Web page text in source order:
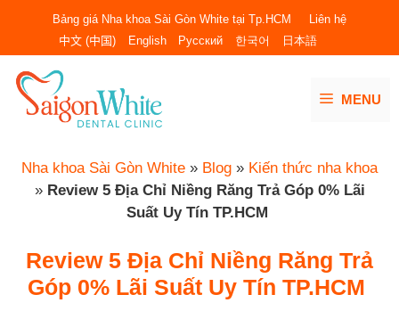
nội
dung
Bảng giá Nha khoa Sài Gòn White tại Tp.HCM
Liên hệ
中文 (中国)
English Русский 한국어 日本語
MENU
Nha khoa Sài Gòn White » Blog » Kiến thức nha khoa
» Review 5 Địa Chỉ Niềng Răng Trả Góp 0% Lãi
Suất Uy Tín TP.HCM
Review 5 Địa Chỉ Niềng Răng Trả
Góp 0% Lãi Suất Uy Tín TP.HCM